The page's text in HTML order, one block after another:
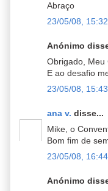
Abraço
23/05/08, 15:32
Anónimo
Obrigado, Meu
E ao desafio
23/05/08, 15:43
ana v. disse...
Mike, o
Bom fim de
23/05/08, 16:44
Anónimo